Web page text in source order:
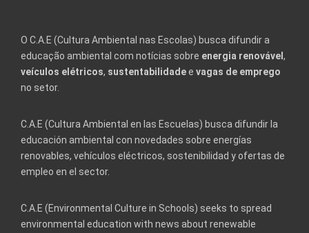
O C.A.E (Cultura Ambiental nas Escolas) busca difundir a
educação ambiental com notícias sobre energia renovável ,
veículos elétricos, sustentabilidadee vagas de emprego
no setor.
C.A.E (Cultura Ambiental en las Escuelas) busca difundir la
educación ambiental con novedades sobre energías
renovables, vehículos eléctricos, sostenibilidad y ofertas de
empleo en el sector.
C.A.E (Environmental Culture in Schools) seeks to spread
environmental education with news about renewable